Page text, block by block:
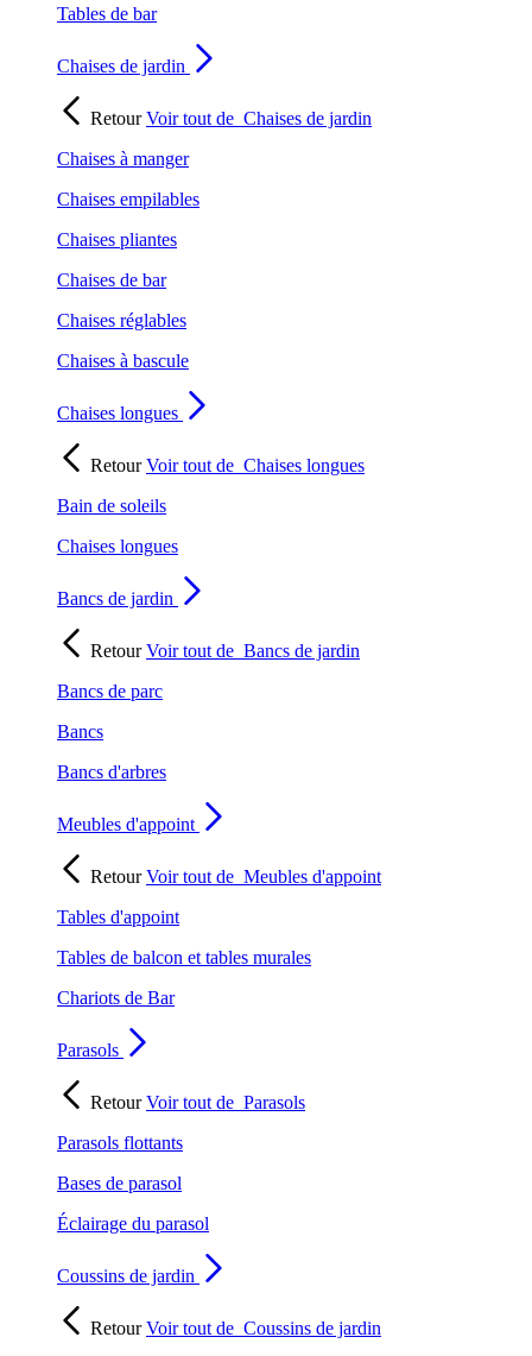
Tables de bar
Chaises de jardin
RetourVoir tout de Chaises de jardin
Chaises à manger
Chaises empilables
Chaises pliantes
Chaises de bar
Chaises réglables
Chaises à bascule
Chaises longues
RetourVoir tout de Chaises longues
Bain de soleils
Chaises longues
Bancs de jardin
RetourVoir tout de Bancs de jardin
Bancs de parc
Bancs
Bancs d'arbres
Meubles d'appoint
RetourVoir tout de Meubles d'appoint
Tables d'appoint
Tables de balcon et tables murales
Chariots de Bar
Parasols
RetourVoir tout de Parasols
Parasols flottants
Bases de parasol
Éclairage du parasol
Coussins de jardin
RetourVoir tout de Coussins de jardin